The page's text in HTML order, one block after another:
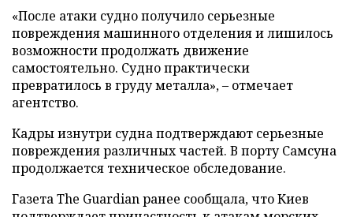
«После атаки судно получило серьезные
повреждения машинного отделения и лишилось
возможности продолжать движение
самостоятельно. Судно практически
превратилось в груду металла», – отмечает
агентство.
Кадры изнутри судна подтверждают серьезные
повреждения различных частей. В порту Самсуна
продолжается техническое обследование.
Газета The Guardian ранее сообщала, что Киев